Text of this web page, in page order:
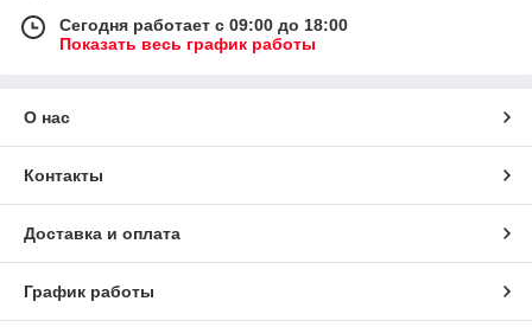
Сегодня работает с 09:00 до 18:00
Показать весь график работы
О нас
Контакты
Доставка и оплата
График работы